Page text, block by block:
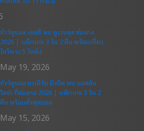
ทัวร์ดูบอล เชลซี พบ ยูเวนตุส ฮ่องกง
2026 | แพ็กเกจ 3 วัน 2 คืน พร้อมเที่ยว
ไหว้พระ 5 วัดดัง
May 19, 2026
ทัวร์ดูบอล บาเยิร์น มิวนิค พบ แอสตัน
วิลล่า ที่ฮ่องกง 2026 | แพ็กเกจ 3 วัน 2
คืน พร้อมตั๋วฟุตบอล
May 15, 2026